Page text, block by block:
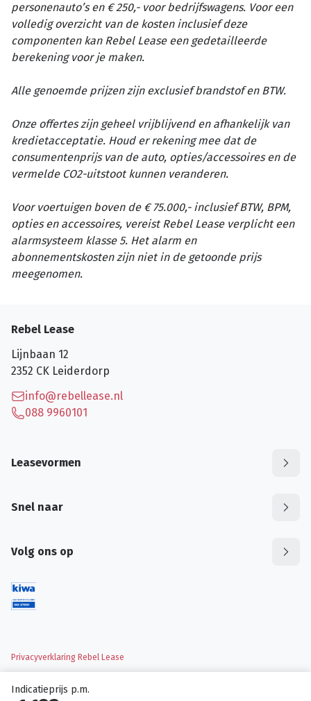
Indicatieprijs p.m.
personenauto’s en € 250,- voor bedrijfswagens. Voor een
volledig overzicht van de kosten inclusief deze
componenten kan Rebel Lease een gedetailleerde
berekening voor je maken.
Alle genoemde prijzen zijn exclusief brandstof en BTW.
Onze offertes zijn geheel vrijblijvend en afhankelijk van
kredietacceptatie. Houd er rekening mee dat de
consumentenprijs van de auto, opties/accessoires en de
vermelde CO2-uitstoot kunnen veranderen.
Voor voertuigen boven de € 75.000,- inclusief BTW, BPM,
opties en accessoires, vereist Rebel Lease verplicht een
alarmsysteem klasse 5. Het alarm en
abonnementskosten zijn niet in de getoonde prijs
meegenomen.
Rebel Lease
Lijnbaan 12
2352 CK Leiderdorp
info@rebellease.nl
088 9960101
Leasevormen
Snel naar
Volg ons op
Privacyverklaring Rebel Lease